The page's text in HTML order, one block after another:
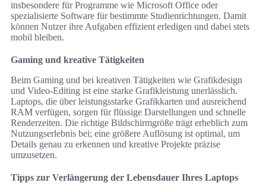
insbesondere für Programme wie Microsoft Office oder
spezialisierte Software für bestimmte Studienrichtungen. Damit
können Nutzer ihre Aufgaben effizient erledigen und dabei stets
mobil bleiben.
Gaming und kreative Tätigkeiten
Beim Gaming und bei kreativen Tätigkeiten wie Grafikdesign
und Video-Editing ist eine starke Grafikleistung unerlässlich.
Laptops, die über leistungsstarke Grafikkarten und ausreichend
RAM verfügen, sorgen für flüssige Darstellungen und schnelle
Renderzeiten. Die richtige Bildschirmgröße trägt erheblich zum
Nutzungserlebnis bei; eine größere Auflösung ist optimal, um
Details genau zu erkennen und kreative Projekte präzise
umzusetzen.
Tipps zur Verlängerung der Lebensdauer Ihres Laptops